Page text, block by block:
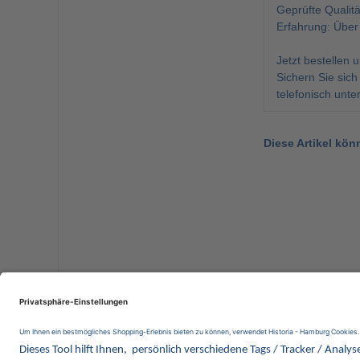
Geprüfte
Erfahrung:
Jetzt bestellen
Sichern Sie
telefonisch
Diese Artikel